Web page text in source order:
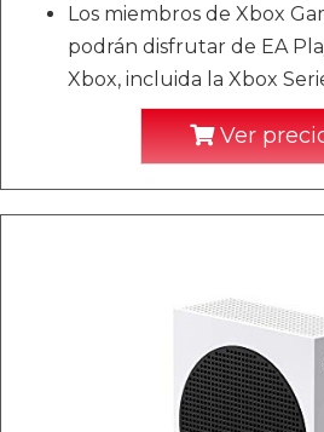
Los miembros de Xbox
podrán disfrutar de EA
Xbox, incluida la Xbox
Ver